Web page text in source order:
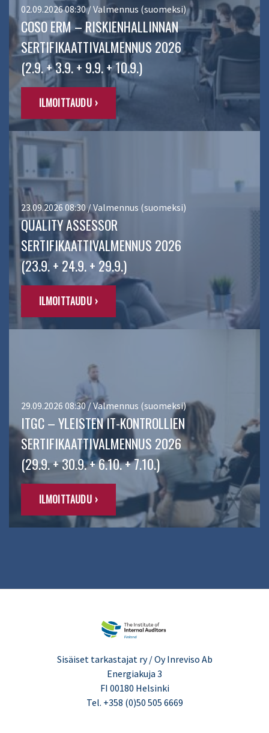
02.09.2026 08:30 / Valmennus (suomeksi)
COSO ERM – RISKIENHALLINNAN
SERTIFIKAATTIVALMENNUS 2026
(2.9. + 3.9. + 9.9. + 10.9.)
ILMOITTAUDU ›
23.09.2026 08:30 / Valmennus (suomeksi)
QUALITY ASSESSOR
SERTIFIKAATTIVALMENNUS 2026
(23.9. + 24.9. + 29.9.)
ILMOITTAUDU ›
29.09.2026 08:30 / Valmennus (suomeksi)
ITGC – YLEISTEN IT-KONTROLLIEN
SERTIFIKAATTIVALMENNUS 2026
(29.9. + 30.9. + 6.10. + 7.10.)
ILMOITTAUDU ›
Sisäiset tarkastajat ry / Oy Inreviso Ab
Energiakuja 3
FI 00180 Helsinki
Tel. +358 (0)50 505 6669